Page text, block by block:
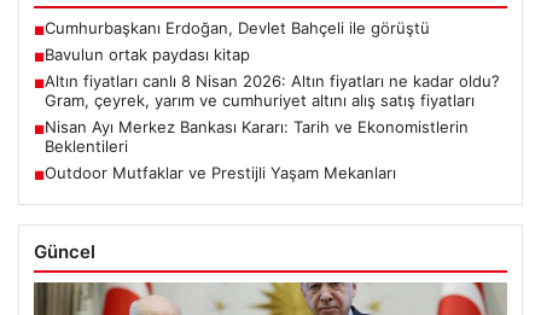
■Cumhurbaşkanı Erdoğan, Devlet Bahçeli ile görüştü
■Bavulun ortak paydası kitap
■Altın fiyatları canlı 8 Nisan 2026: Altın fiyatları ne kadar oldu?
Gram, çeyrek, yarım ve cumhuriyet altını alış satış fiyatları
■Nisan Ayı Merkez Bankası Kararı: Tarih ve Ekonomistlerin
Beklentileri
■Outdoor Mutfaklar ve Prestijli Yaşam Mekanları
Güncel